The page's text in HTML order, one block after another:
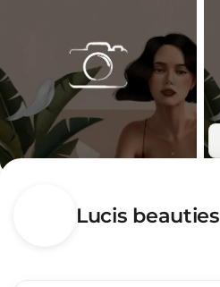
Lucis beauties